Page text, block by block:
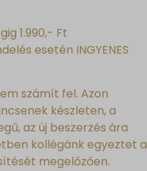
1.990,- Ft
esetén INGYENES
számít fel. Azon
készleten, a
az új beszerzés ára
kollégánk egyeztet a
megelőzően.